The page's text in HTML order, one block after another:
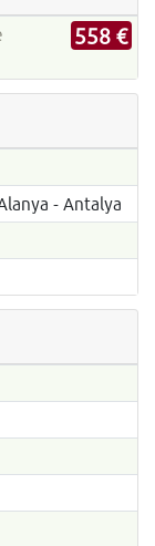
558 €
- Antalya